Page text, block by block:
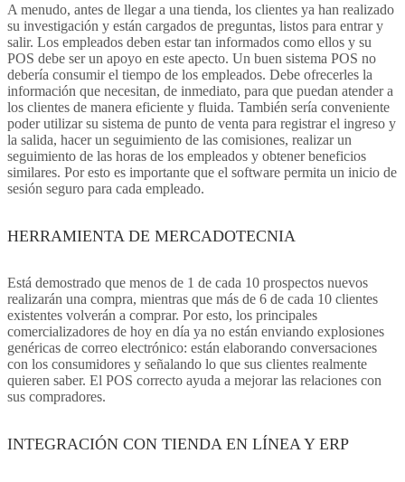
A menudo, antes de llegar a una tienda, los clientes ya han realizado
su investigación y están cargados de preguntas, listos para entrar y
salir. Los empleados deben estar tan informados como ellos y su
POS debe ser un apoyo en este apecto. Un buen sistema POS no
debería consumir el tiempo de los empleados. Debe ofrecerles la
información que necesitan, de inmediato, para que puedan atender a
los clientes de manera eficiente y fluida. También sería conveniente
poder utilizar su sistema de punto de venta para registrar el ingreso y
la salida, hacer un seguimiento de las comisiones, realizar un
seguimiento de las horas de los empleados y obtener beneficios
similares. Por esto es importante que el software permita un inicio de
sesión seguro para cada empleado.
HERRAMIENTA DE MERCADOTECNIA
Está demostrado que menos de 1 de cada 10 prospectos nuevos
realizarán una compra, mientras que más de 6 de cada 10 clientes
existentes volverán a comprar. Por esto, los principales
comercializadores de hoy en día ya no están enviando explosiones
genéricas de correo electrónico: están elaborando conversaciones
con los consumidores y señalando lo que sus clientes realmente
quieren saber. El POS correcto ayuda a mejorar las relaciones con
sus compradores.
INTEGRACIÓN CON TIENDA EN LÍNEA Y ERP